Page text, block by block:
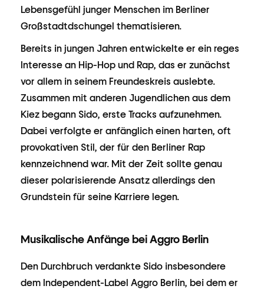
Lebensgefühl junger Menschen im Berliner
Großstadtdschungel thematisieren.
Bereits in jungen Jahren entwickelte er ein reges
Interesse an Hip-Hop und Rap, das er zunächst
vor allem in seinem Freundeskreis auslebte.
Zusammen mit anderen Jugendlichen aus dem
Kiez begann Sido, erste Tracks aufzunehmen.
Dabei verfolgte er anfänglich einen harten, oft
provokativen Stil, der für den Berliner Rap
kennzeichnend war. Mit der Zeit sollte genau
dieser polarisierende Ansatz allerdings den
Grundstein für seine Karriere legen.
Musikalische Anfänge bei Aggro Berlin
Den Durchbruch verdankte Sido insbesondere
dem Independent-Label Aggro Berlin, bei dem er